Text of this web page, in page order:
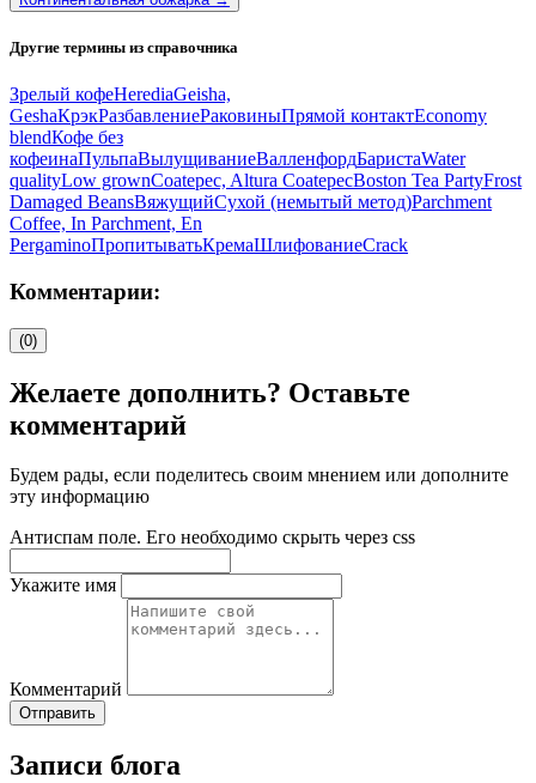
Другие термины из справочника
Зрелый кофеHerediaGeisha,
GeshaКрэкРазбавлениеРаковиныПрямой контактEconomy
blendКофе без
кофеинаПульпаВылущиваниеВалленфордБаристаWater
qualityLow grownCoatepec, Altura CoatepecBoston Tea PartyFrost
Damaged BeansВяжущийСухой (немытый метод)Parchment
Coffee, In Parchment, En
PergaminoПропитыватьКремаШлифованиеCrack
Комментарии:
(0)
Желаете дополнить? Оставьте
комментарий
Будем рады, если поделитесь своим мнением или дополните
эту информацию
Антиспам поле. Его необходимо скрыть через css
Укажите имя
Комментарий
Отправить
Записи блога